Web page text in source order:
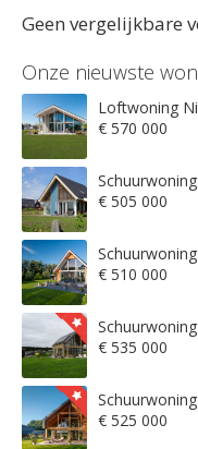
Geen vergelijkbare
Onze nieuwste
Loftwoning
€ 570 000
€ 505 000
€ 510 000
€ 535 000
€ 525 000